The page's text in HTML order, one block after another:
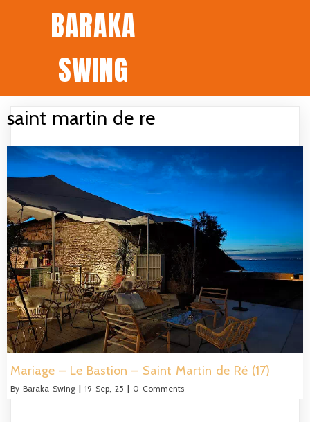
BARAKA
SWING
saint martin de re
Mariage – Le Bastion – Saint Martin de Ré (17)
By Baraka Swing | 19 Sep, 25 | 0 Comments